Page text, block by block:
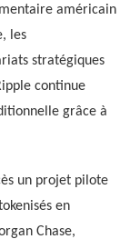
américain
les
stratégiques
continue
grâce à
un projet pilote
en
Chase,